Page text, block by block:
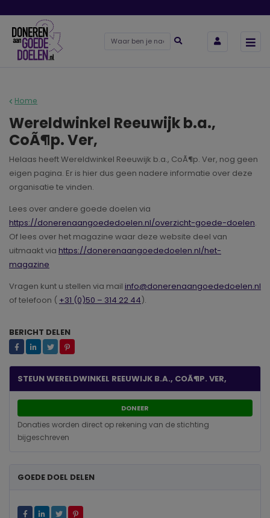
Home
Wereldwinkel Reeuwijk b.a.,
CoÃ¶p. Ver,
Helaas heeft Wereldwinkel Reeuwijk b.a., CoÃ¶p. Ver, nog geen
eigen pagina. Er is hier dus geen nadere informatie over deze
organisatie te vinden.
Lees over andere goede doelen via
https://donerenaangoededoelen.nl/overzicht-goede-doelen.
Of lees over het magazine waar deze website deel van
uitmaakt via https://donerenaangoededoelen.nl/het-
magazine
Vragen kunt u stellen via mail info@donerenaangoededoelen.nl
of telefoon ( +31 (0)50 – 314 22 44).
BERICHT DELEN
STEUN WERELDWINKEL REEUWIJK B.A., COÃ¶P. VER,
DONEER
Donaties worden direct op rekening van de stichting
bijgeschreven
GOEDE DOEL DELEN